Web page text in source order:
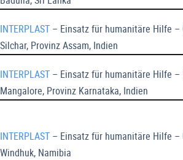
INTERPLAST – Einsatz für humanitäre Hilfe –
Silchar, Provinz Assam, Indien
INTERPLAST – Einsatz für humanitäre Hilfe –
Mangalore, Provinz Karnataka, Indien
INTERPLAST – Einsatz für humanitäre Hilfe –
Windhuk, Namibia